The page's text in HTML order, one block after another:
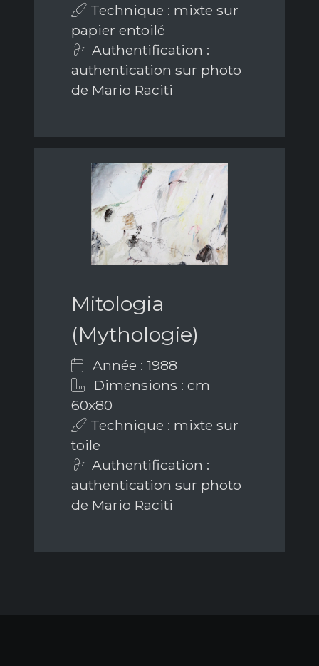
Technique : mixte sur
papier entoilé
Authentification :
authentication sur photo
de Mario Raciti
Mitologia
(Mythologie)
Année : 1988
Dimensions : cm
60x80
Technique : mixte sur
toile
Authentification :
authentication sur photo
de Mario Raciti